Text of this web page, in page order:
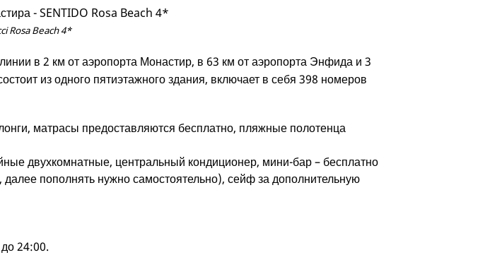
Rosa Beach 4*
в 2 км от аэропорта Монастир, в 63 км от аэропорта Энфида и 3
из одного пятиэтажного здания, включает в себя 398 номеров
матрасы предоставляются бесплатно, пляжные полотенца
двухкомнатные, центральный кондиционер, мини-бар – бесплатно
пополнять нужно самостоятельно), сейф за дополнительную
24:00.